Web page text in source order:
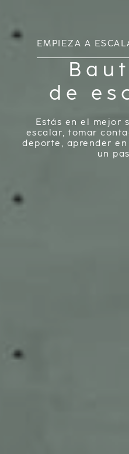
EMPIEZA A
de
Estás en el mejor
escalar, tomar
deporte, aprender
un